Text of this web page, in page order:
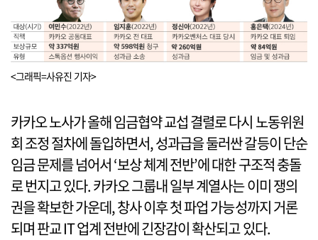
<그래픽=사유진 기자>
카카오 노사가 올해 임금협약 교섭 결렬로 다시 노동위원
회 조정 절차에 돌입하면서, 성과급을 둘러싼 갈등이 단순
임금 문제를 넘어서 ‘보상 체계 전반’에 대한 구조적 충돌
로 번지고 있다. 카카오 그룹내 일부 계열사는 이미 쟁의
권을 확보한 가운데, 창사 이후 첫 파업 가능성까지 거론
되며 판교 IT 업계 전반에 긴장감이 확산되고 있다.